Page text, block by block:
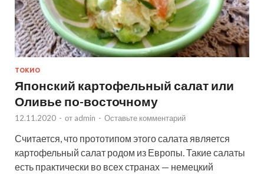
ТОКИО
Японский картофельный салат или
Оливье по-восточному
12.11.2020 - от admin - Оставьте комментарий
Считается, что прототипом этого салата является
картофельный салат родом из Европы. Такие салаты
есть практически во всех странах — немецкий